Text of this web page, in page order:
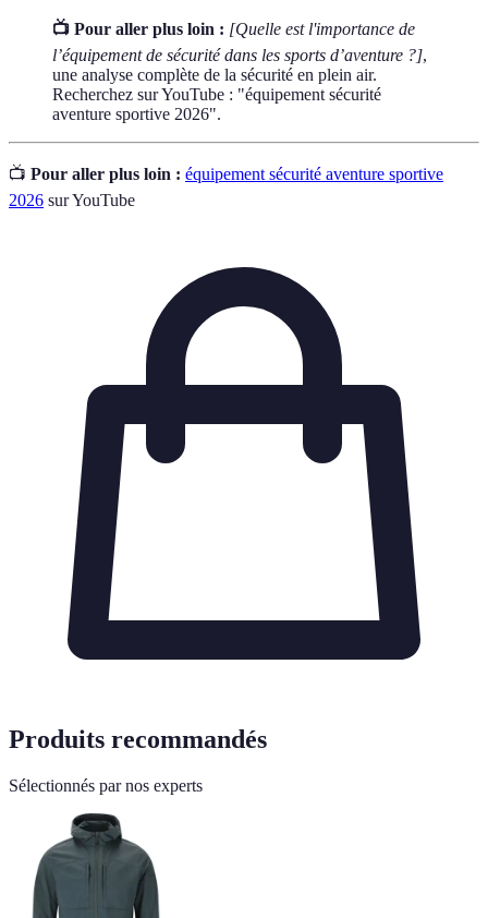
📺 Pour aller plus loin : [Quelle est l'importance de
l’équipement de sécurité dans les sports d’aventure ?],
une analyse complète de la sécurité en plein air.
Recherchez sur YouTube : "équipement sécurité
aventure sportive 2026".
📺 Pour aller plus loin : équipement sécurité aventure sportive
2026 sur YouTube
Produits recommandés
Sélectionnés par nos experts